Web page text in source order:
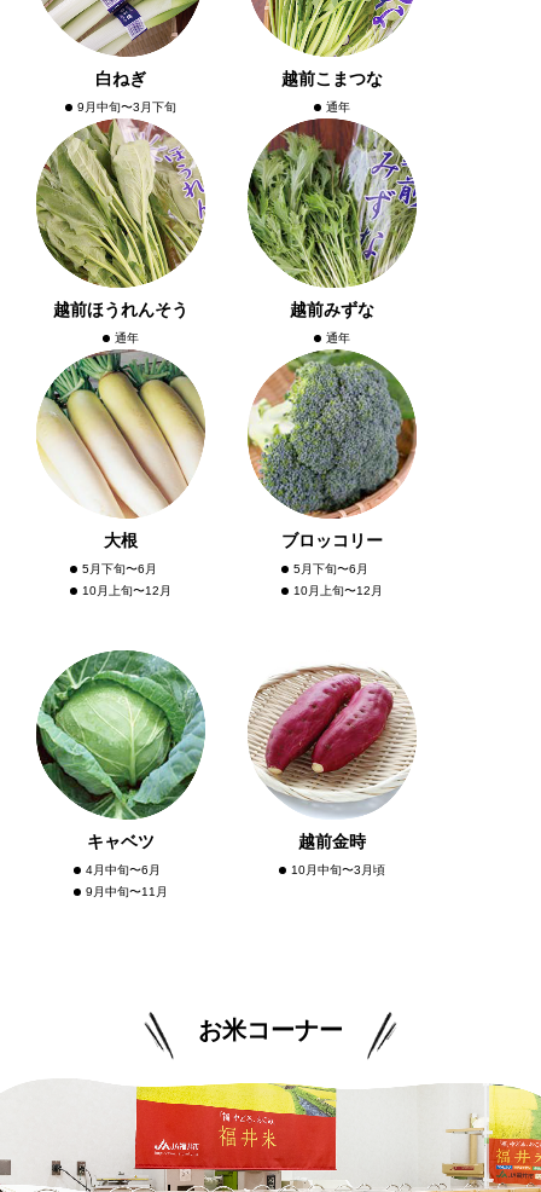
白ねぎ
9月中旬〜3月下旬
越前こまつな
通年
越前ほうれんそう
通年
越前みずな
通年
大根
5月下旬〜6月
10月上旬〜12月
ブロッコリー
5月下旬〜6月
10月上旬〜12月
キャベツ
4月中旬〜6月
9月中旬〜11月
越前金時
10月中旬〜3月頃
お米コーナー